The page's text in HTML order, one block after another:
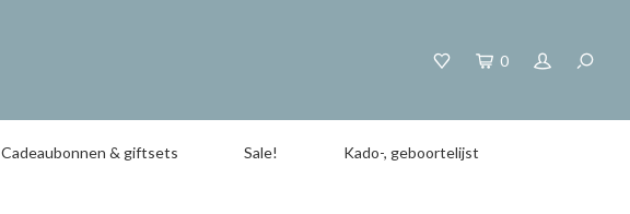
0
Cadeaubonnen & giftsets Sale! Kado-, geboortelijst